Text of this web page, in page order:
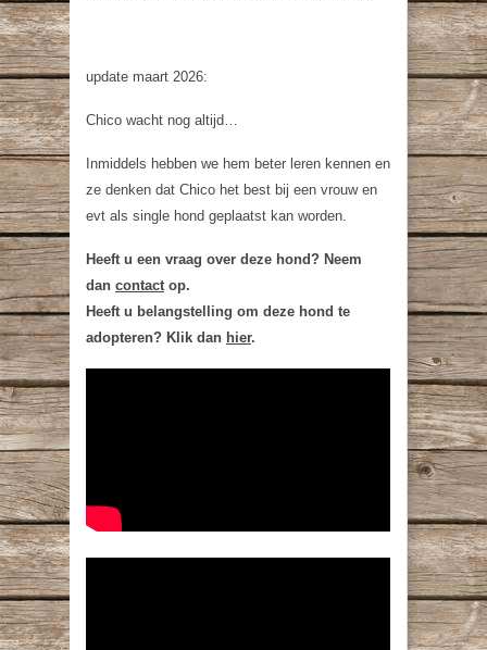
update maart 2026:
Chico wacht nog altijd…
Inmiddels hebben we hem beter leren kennen en
ze denken dat Chico het best bij een vrouw en
evt als single hond geplaatst kan worden.
Heeft u een vraag over deze hond? Neem
dan contactop.
Heeft u belangstelling om deze hond te
adopteren? Klik dan hier.